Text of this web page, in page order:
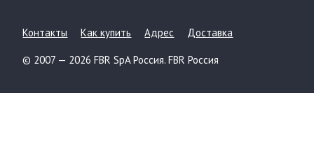
Контакты Как купить Адрес Доставка
© 2007 — 2026 FBR SpA Россия. FBR Россия